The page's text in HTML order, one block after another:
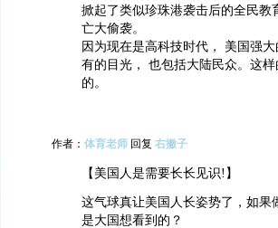
掀起了类似珍珠港袭击后的全民
亡大偷袭。
因为现在是高科技时代， 美国强
有的目光， 也包括大陆民众。这
的。
作者： 体育老师 回复 右撇子
【美国人是需要长长见识!】
这气球真让美国人长姿势了，如
是大国想看到的？